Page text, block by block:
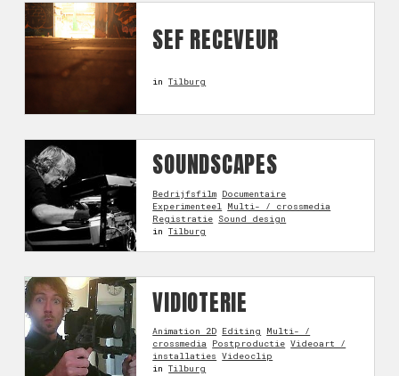
SEF RECEVEUR
inTilburg
SOUNDSCAPES
Bedrijfsfilm Documentaire
Experimenteel Multi- / crossmedia
Registratie Sound design
inTilburg
VIDIOTERIE
Animation 2D Editing
Multi- /
crossmedia
Postproductie Videoart /
installaties Videoclip
inTilburg